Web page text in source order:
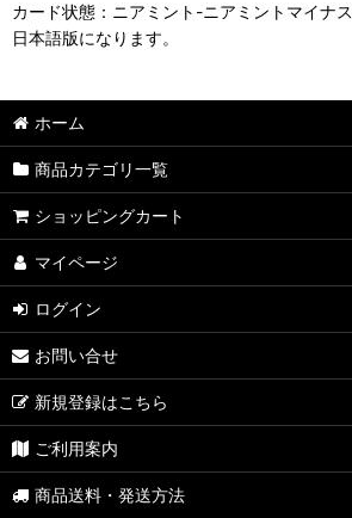
カード状態：ニアミント-ニアミントマイナス
日本語版になります。
ホーム
商品カテゴリ一覧
ショッピングカート
マイページ
ログイン
お問い合せ
新規登録はこちら
ご利用案内
商品送料・発送方法